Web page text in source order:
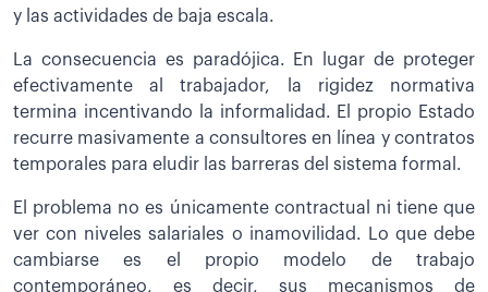
y las actividades de baja escala.
La consecuencia es paradójica. En lugar de proteger
efectivamente al trabajador, la rigidez normativa
termina incentivando la informalidad. El propio Estado
recurre masivamente a consultores en línea y contratos
temporales para eludir las barreras del sistema formal.
El problema no es únicamente contractual ni tiene que
ver con niveles salariales o inamovilidad. Lo que debe
cambiarse es el propio modelo de trabajo
contemporáneo, es decir, sus mecanismos de